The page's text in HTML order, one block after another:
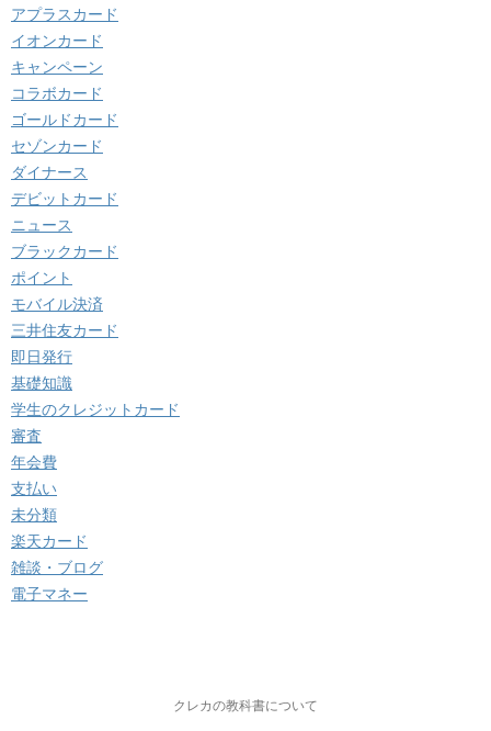
アプラスカード
イオンカード
キャンペーン
コラボカード
ゴールドカード
セゾンカード
ダイナース
デビットカード
ニュース
ブラックカード
ポイント
モバイル決済
三井住友カード
即日発行
基礎知識
学生のクレジットカード
審査
年会費
支払い
未分類
楽天カード
雑談・ブログ
電子マネー
クレカの教科書について